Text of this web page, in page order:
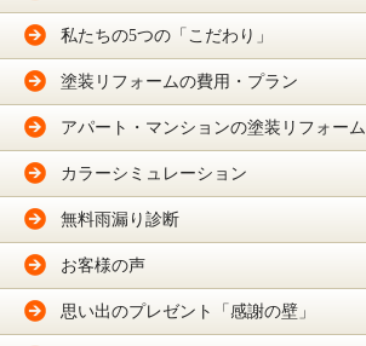
私たちの5つの「こだわり」
塗装リフォームの費用・プラン
アパート・マンションの塗装リフォーム
カラーシミュレーション
無料雨漏り診断
お客様の声
思い出のプレゼント「感謝の壁」